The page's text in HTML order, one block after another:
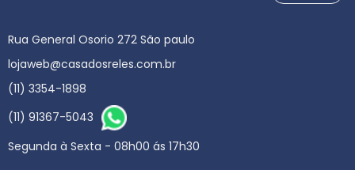
Rua General Osorio 272 São paulo
lojaweb@casadosreles.com.br
(11) 3354-1898
(11) 91367-5043
Segunda à Sexta - 08h00 ás 17h30